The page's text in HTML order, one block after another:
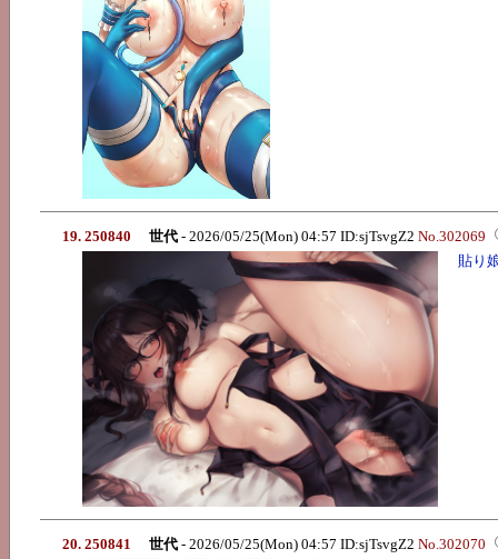
19. 250840 世代 - 2026/05/25(Mon) 04:57 ID:sjTsvgZ2 No.302069
貼り
20. 250841 世代 - 2026/05/25(Mon) 04:57 ID:sjTsvgZ2 No.302070